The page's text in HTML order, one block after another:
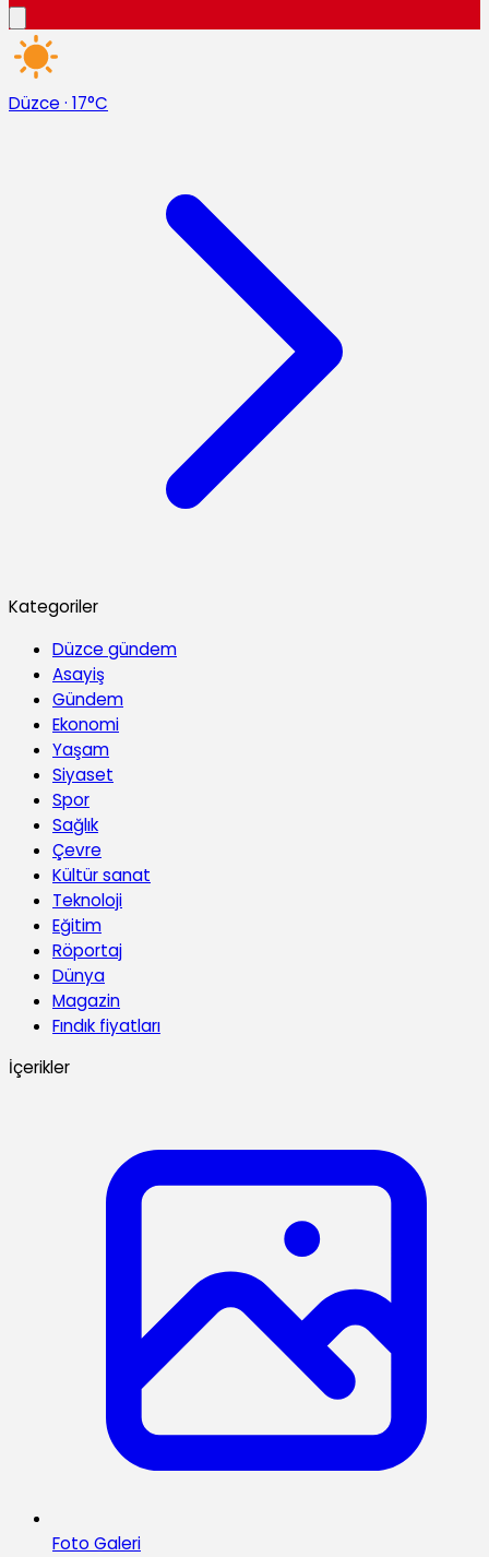
Düzce · 17°C
Kategoriler
Düzce gündem
Asayiş
Gündem
Ekonomi
Yaşam
Siyaset
Spor
Sağlık
Çevre
Kültür sanat
Teknoloji
Eğitim
Röportaj
Dünya
Magazin
Fındık fiyatları
İçerikler
Foto Galeri